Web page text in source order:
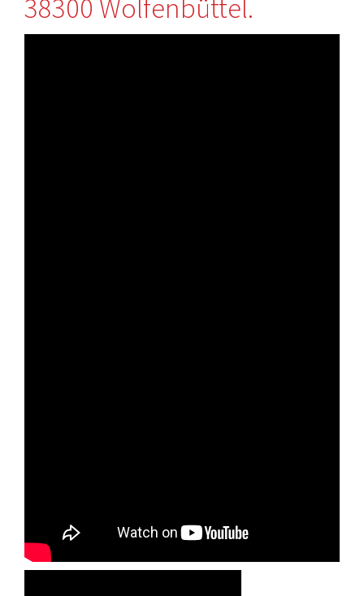
38300 Wolfenbüttel.